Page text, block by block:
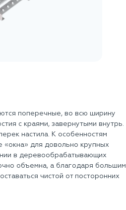
поперечные, во всю ширину
с краями, завернутыми внутрь.
настила. К особенностям
«окна» для довольно крупных
в деревообрабатывающих
объемна, а благодаря большим
чистой от посторонних